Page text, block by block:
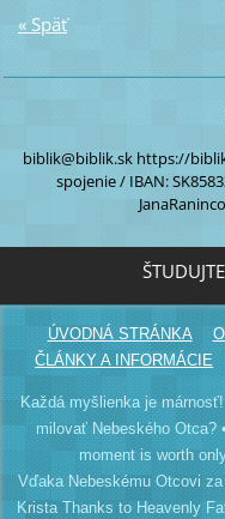
« Späť
biblik@biblik.skhttps://
spojenie / IBAN:
ÚVODNÁ STRÁNKA
ČLÁNKY A INFORMÁCIE
Každá myšlienka je
milovať Nebeského Otca?
moment is worth
Vďaka Nebeskému Otcovi
Krista Thanks to Heavenly